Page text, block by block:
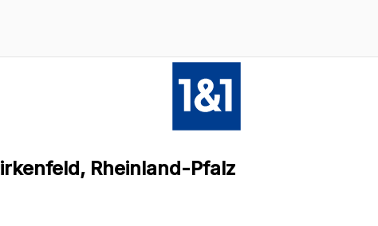
Rheinland-Pfalz